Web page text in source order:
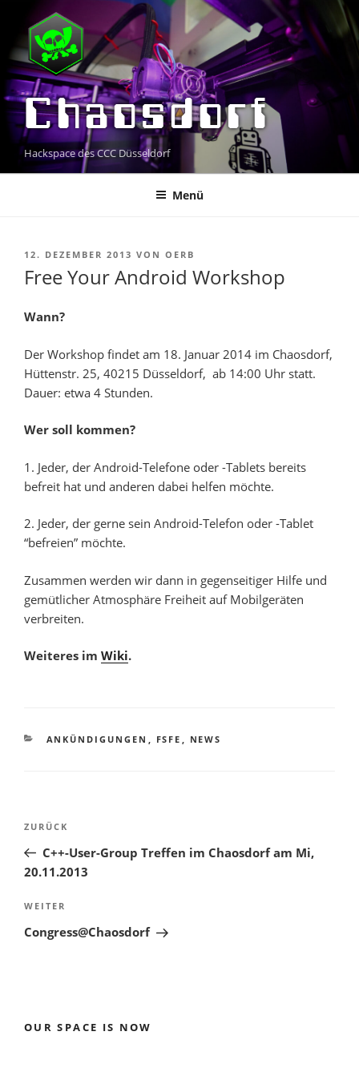
Inhalt
springen
Chaosdorf
Hackspace des CCC Düsseldorf
Menü
VERÖFFENTLICHT
12. DEZEMBER 2013 VON OERB
Free Your Android Workshop
Wann?
Der Workshop findet am 18. Januar 2014 im Chaosdorf,
Hüttenstr. 25, 40215 Düsseldorf, ab 14:00 Uhr statt.
Dauer: etwa 4 Stunden.
Wer soll kommen?
1. Jeder, der Android-Telefone oder -Tablets bereits
befreit hat und anderen dabei helfen möchte.
2. Jeder, der gerne sein Android-Telefon oder -Tablet
“befreien” möchte.
Zusammen werden wir dann in gegenseitiger Hilfe und
gemütlicher Atmosphäre Freiheit auf Mobilgeräten
verbreiten.
Weiteres im Wiki.
KATEGORIEN
ANKÜNDIGUNGEN FSFE NEWS
Beitragsnavigation
Vorheriger
Beitrag
ZURÜCK
C++-User-Group Treffen im Chaosdorf am Mi,
20.11.2013
Nächster
Beitrag
WEITER
Congress@Chaosdorf
OUR SPACE IS NOW